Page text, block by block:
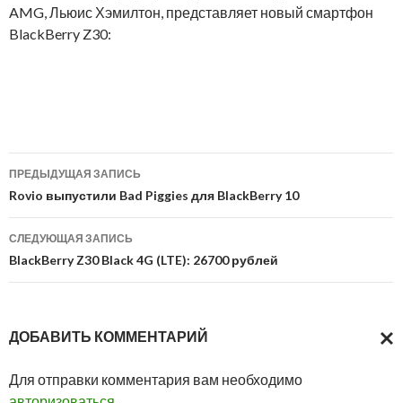
AMG, Льюис Хэмилтон, представляет новый смартфон
BlackBerry Z30:
Навигация
по
записям
ПРЕДЫДУЩАЯ ЗАПИСЬ
Rovio выпустили Bad Piggies для BlackBerry 10
СЛЕДУЮЩАЯ ЗАПИСЬ
BlackBerry Z30 Black 4G (LTE): 26700 рублей
ДОБАВИТЬ КОММЕНТАРИЙ
Для отправки комментария вам необходимо